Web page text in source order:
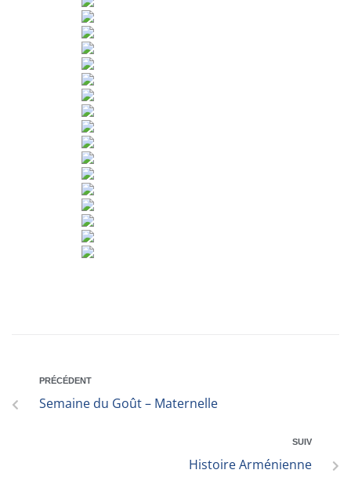
PRÉCÉDENT
Semaine du Goût – Maternelle
SUIV
Histoire Arménienne